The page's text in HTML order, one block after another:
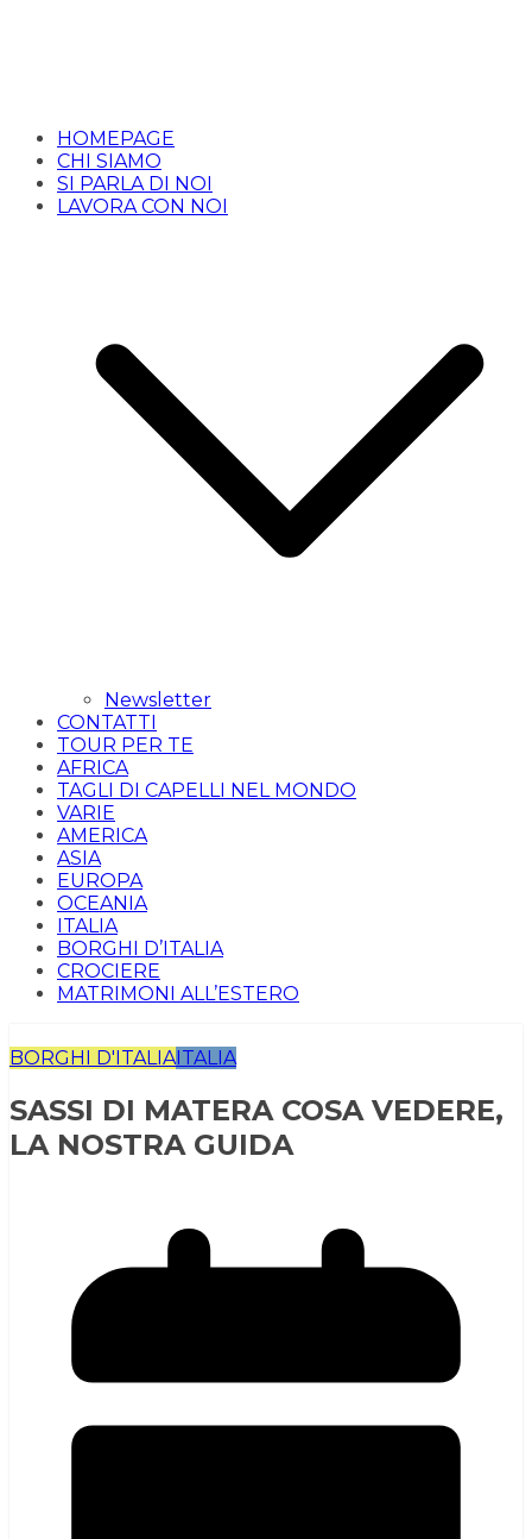
HOMEPAGE
CHI SIAMO
SI PARLA DI NOI
LAVORA CON NOI
Newsletter
CONTATTI
TOUR PER TE
AFRICA
TAGLI DI CAPELLI NEL MONDO
VARIE
AMERICA
ASIA
EUROPA
OCEANIA
ITALIA
BORGHI D’ITALIA
CROCIERE
MATRIMONI ALL’ESTERO
BORGHI D'ITALIAITALIA
SASSI DI MATERA COSA VEDERE,
LA NOSTRA GUIDA